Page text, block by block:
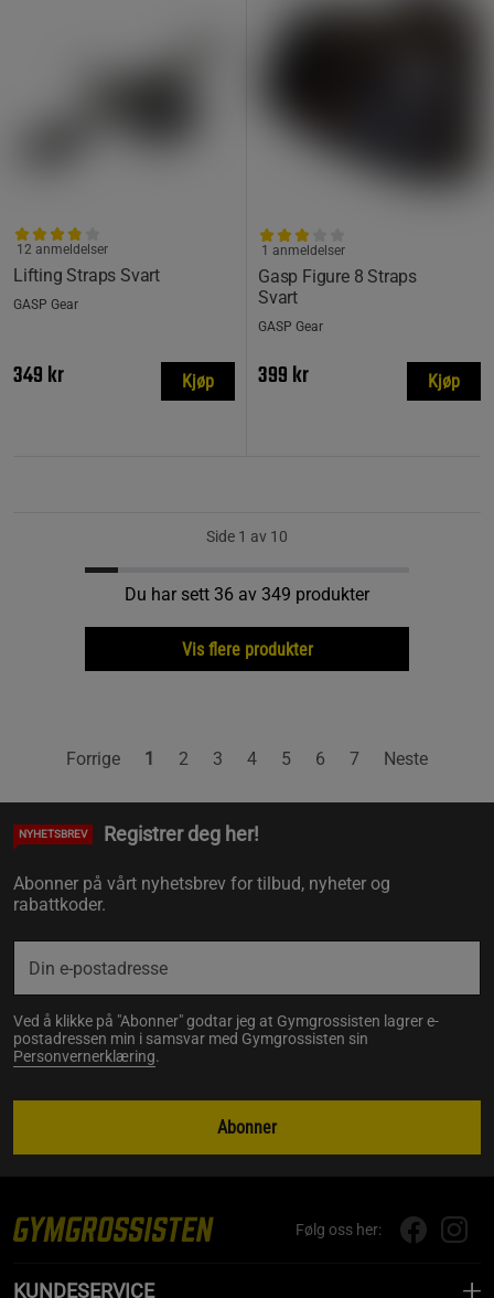
Lifting Straps Svart
12 anmeldelser
GASP Gear
349 kr Kjøp
Gasp Figure 8 Straps
Svart
1 anmeldelser
GASP Gear
399 kr Kjøp
Side 1 av 10
Du har sett 36 av 349 produkter
Vis flere produkter
Forrige 1 2 3 4 5 6 7 Neste
NYHETSBREV Registrer deg her!
Abonner på vårt nyhetsbrev for tilbud, nyheter og
rabattkoder.
Ved å klikke på "Abonner" godtar jeg at Gymgrossisten lagrer e-
postadressen min i samsvar med Gymgrossisten sin
Personvernerklæring.
Abonner
Følg oss her:
KUNDESERVICE